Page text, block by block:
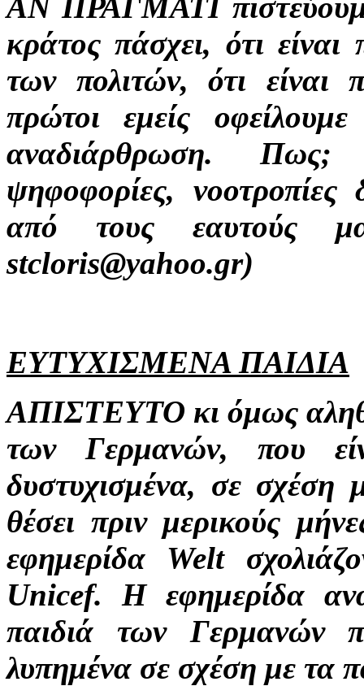
κράτος πάσχει, ότι
των πολιτών, ότι είναι
πρώτοι εμείς
αναδιάρθρωση. Πως;
ψηφοφορίες,
από τους εαυτούς
stcloris@yahoo.gr)
ΕΥΤΥΧΙΣΜΕΝΑ ΠΑΙΔΙΑ
ΑΠΙΣΤΕΥΤΟ κι όμως
των Γερμανών, που
δυστυχισμένα, σε σχέση
θέσει πριν μερικούς
εφημερίδα Welt
Unicef. Η εφημερίδα
παιδιά των Γερμανών
λυπημένα σε σχέση με τα